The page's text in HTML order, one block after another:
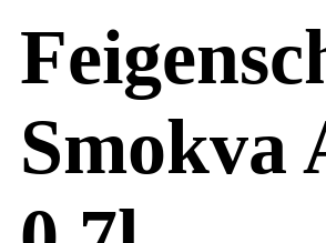
Smokva